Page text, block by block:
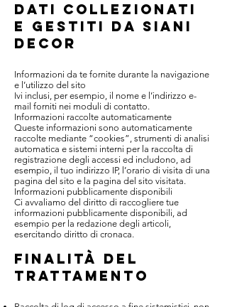
DATI COLLEZIONATI
E GESTITI DA siani
decor
Informazioni da te fornite durante la navigazione
e l’utilizzo del sito
Ivi inclusi, per esempio, il nome e l’indirizzo e-
mail forniti nei moduli di contatto.
Informazioni raccolte automaticamente
Queste informazioni sono automaticamente
raccolte mediante “cookies”, strumenti di analisi
automatica e sistemi interni per la raccolta di
registrazione degli accessi ed includono, ad
esempio, il tuo indirizzo IP, l’orario di visita di una
pagina del sito e la pagina del sito visitata.
Informazioni pubblicamente disponibili
Ci avvaliamo del diritto di raccogliere tue
informazioni pubblicamente disponibili, ad
esempio per la redazione degli articoli,
esercitando diritto di cronaca.
FINALITÀ DEL
TRATTAMENTO